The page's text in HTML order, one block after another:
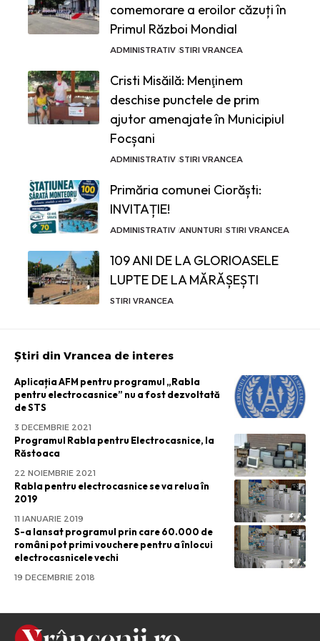
comemorare a eroilor căzuți în
Primul Război Mondial
ADMINISTRATIV STIRI VRANCEA
Cristi Misăilă: Menţinem
deschise punctele de prim
ajutor amenajate în Municipiul
Focșani
ADMINISTRATIV STIRI VRANCEA
Primăria comunei Ciorăști:
INVITAȚIE!
ADMINISTRATIV ANUNTURI STIRI VRANCEA
109 ANI DE LA GLORIOASELE
LUPTE DE LA MĂRĂȘEȘTI
STIRI VRANCEA
Știri din Vrancea de interes
Aplicația AFM pentru programul „Rabla
pentru electrocasnice” nu a fost dezvoltată
de STS
3 DECEMBRIE 2021
Programul Rabla pentru Electrocasnice, la
Răstoaca
22 NOIEMBRIE 2021
Rabla pentru electrocasnice se va relua în
2019
11 IANUARIE 2019
S-a lansat programul prin care 60.000 de
români pot primi vouchere pentru a înlocui
electrocasnicele vechi
19 DECEMBRIE 2018